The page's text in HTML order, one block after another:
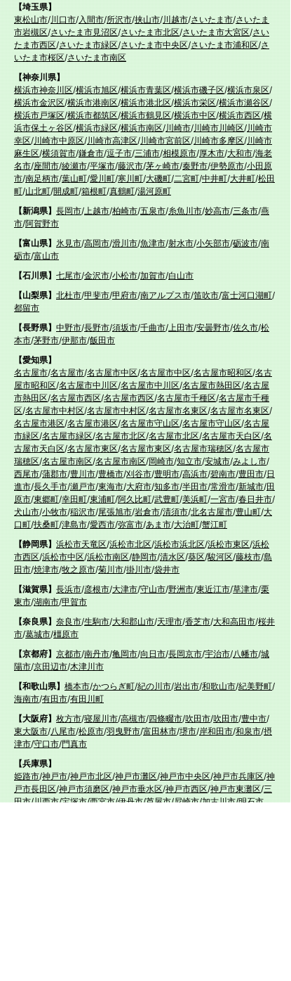
【埼玉県】
東松山市/川口市/ 入間市/所沢市/挟山市/川越市/さいたま市/さいたま
市岩槻区/さいたま市見沼区/さいたま市北区/さいたま市大宮区/さい
たま市西区/さいたま市緑区/さいたま市中央区/さいたま市浦和区/さ
いたま市桜区/さいたま市南区
【神奈川県】
横浜市神奈川区/横浜市旭区/横浜市青葉区/横浜市磯子区/横浜市泉区/
横浜市金沢区/横浜市港南区/横浜市港北区/横浜市栄区/横浜市瀬谷区/
横浜市戸塚区/横浜市都筑区/横浜市鶴見区/横浜市中区/横浜市西区/横
浜市保土ヶ谷区/横浜市緑区/横浜市南区/川崎市/川崎市川崎区/川崎市
幸区/川崎市中原区/川崎市高津区/川崎市宮前区/川崎市多摩区/川崎市
麻生区/横須賀市/鎌倉市/逗子市/三浦市/相模原市/厚木市/大和市/海老
名市/座間市/綾瀬市/平塚市/藤沢市/茅ヶ崎市/秦野市/伊勢原市/小田原
市/南足柄市/葉山町/愛川町/寒川町/大磯町/二宮町/中井町/大井町/松田
町/山北町/開成町/箱根町/真鶴町/湯河原町
【新潟県】 長岡市/ 上越市/柏崎市/五泉市/糸魚川市/妙高市/三条市/燕
市/阿賀野市
【富山県】 氷見市/高岡市/滑川市/魚津市/射水市/小矢部市/砺波市/南
砺市/富山市
【石川県】 七尾市/金沢市/小松市/加賀市/白山市
【山梨県】 北杜市/甲斐市/甲府市/南アルプス市/笛吹市/富士河口湖町/
都留市
【長野県】 中野市/長野市/須坂市/千曲市/ 上田市/安曇野市/佐久市/松
本市/茅野市/伊那市/飯田市
【愛知県】
名古屋市/名古屋市/名古屋市中区/名古屋市中区/名古屋市昭和区/名古
屋市昭和区/名古屋市中川区/名古屋市中川区/名古屋市熱田区/名古屋
市熱田区/名古屋市西区/名古屋市西区/名古屋市千種区/名古屋市千種
区/名古屋市中村区/名古屋市中村区/名古屋市名東区/名古屋市名東区/
名古屋市港区/名古屋市港区/名古屋市守山区/名古屋市守山区/名古屋
市緑区/名古屋市緑区/名古屋市北区/名古屋市北区/名古屋市天白区/名
古屋市天白区/名古屋市東区/名古屋市東区/名古屋市瑞穂区/名古屋市
瑞穂区/名古屋市南区/名古屋市南区/岡崎市/知立市/安城市/みよし市/
西尾市/蒲郡市/豊川市/豊橋市/刈谷市/豊明市/高浜市/碧南市/豊田市/日
進市/長久手市/瀬戸市/東海市/大府市/知多市/半田市/常滑市/新城市/田
原市/東郷町/幸田町/東浦町/阿久比町/武豊町/美浜町/一宮市/春日井市/
犬山市/小牧市/稲沢市/尾張旭市/岩倉市/清須市/北名古屋市/豊山町/大
口町/扶桑町/津島市/愛西市/弥富市/あま市/大治町/蟹江町
【静岡県】 浜松市天竜区/浜松市北区/浜松市浜北区/浜松市東区/浜松
市西区/浜松市中区/浜松市南区/静岡市/清水区/葵区/駿河区/藤枝市/島
田市/焼津市/牧之原市/菊川市/掛川市/袋井市
【滋賀県】 長浜市/彦根市/大津市/守山市/野洲市/東近江市/草津市/栗
東市/湖南市/甲賀市
【奈良県】 奈良市/生駒市/大和郡山市/天理市/香芝市/大和高田市/桜井
市/葛城市/橿原市
【京都府】 京都市/南丹市/亀岡市/向日市/長岡京市/宇治市/八幡市/城
陽市/京田辺市/木津川市
【和歌山県】 橋本市/かつらぎ町/紀の川市/岩出市/和歌山市/紀美野町/
海南市/有田市/有田川町
【大阪府】 枚方市/寝屋川市/高槻市/四條畷市/吹田市/吹田市/豊中市/
東大阪市/八尾市/松原市/羽曳野市/富田林市/堺市/岸和田市/和泉市/摂
津市/守口市/門真市
【兵庫県】
姫路市/神戸市/神戸市北区/神戸市灘区/神戸市中央区/神戸市兵庫区/神
戸市長田区/神戸市須磨区/神戸市垂水区/神戸市西区/神戸市東灘区/三
田市/川西市/宝塚市/西宮市/伊丹市/芦屋市/尼崎市/加古川市/明石市